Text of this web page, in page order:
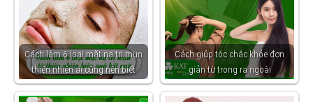
Cách làm 6 loại mặt nạ trị mụn
thiên nhiên ai cũng nên biết
Cách giúp tóc chắc khỏe đơn
giản từ trong ra ngoài